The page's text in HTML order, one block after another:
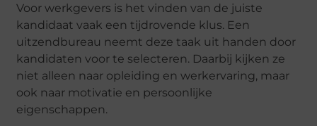
Voor werkgevers is het vinden van de juiste
kandidaat vaak een tijdrovende klus. Een
uitzendbureau neemt deze taak uit handen door
kandidaten voor te selecteren. Daarbij kijken ze
niet alleen naar opleiding en werkervaring, maar
ook naar motivatie en persoonlijke
eigenschappen.